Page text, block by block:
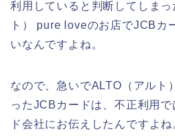
利用していると判断してしま
ト） pure loveのお店でJCBカ
いなんですよね。
なので、急いでALTO（アルト
ったJCBカードは、不正利用
ド会社にお伝えしたんですよ